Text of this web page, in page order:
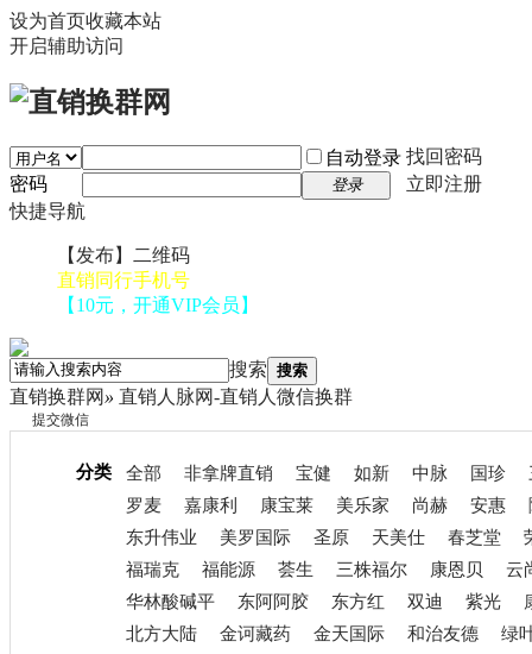
设为首页收藏本站
开启辅助访问
自动登录 找回密码
密码
登录
立即注册
快捷导航
【发布】二维码
直销同行手机号
【10元，开通VIP会员】
搜索 搜索
直销换群网 » 直销人脉网-直销人微信换群
提交微信
分类 全部 非拿牌直销 宝健 如新 中脉 国珍
罗麦
嘉康利 康宝莱 美乐家 尚赫 安惠
东升伟业
美罗国际 圣原 天美仕 春芝堂
福瑞克
福能源 荟生 三株福尔 康恩贝
云
华林酸碱平
东阿阿胶 东方红 双迪 紫光
北方大陆
金诃藏药 金天国际 和治友德
绿